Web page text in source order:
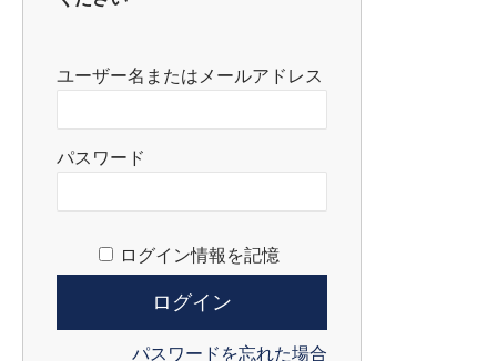
ユーザー名またはメールアドレス
パスワード
ログイン情報を記憶
パスワードを忘れた場合